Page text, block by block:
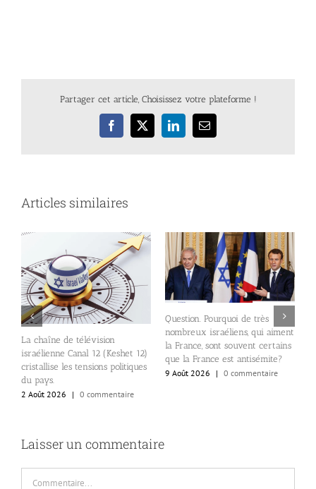
Partager cet article, Choisissez votre plateforme !
Facebook
X LinkedInEmail
Articles similaires
La chaîne de télévision
israélienne Canal 12 (Keshet 12)
cristallise les tensions politiques
du pays.
2 Août 2026
| 0 commentaire
Question. Pourquoi de très
nombreux israéliens, qui aiment
la France, sont souvent certains
que la France est antisémite?
9 Août 2026
| 0 commentaire
Laisser un commentaire